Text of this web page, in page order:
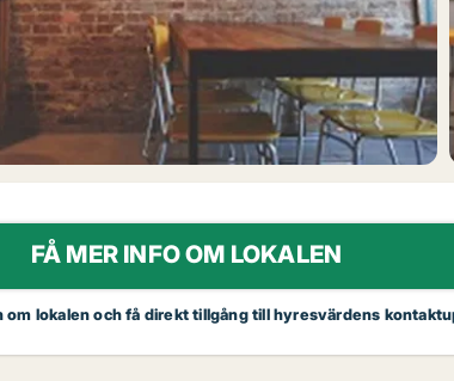
FÅ MER INFO OM LOKALEN
om lokalen och få direkt tillgång till hyresvärdens